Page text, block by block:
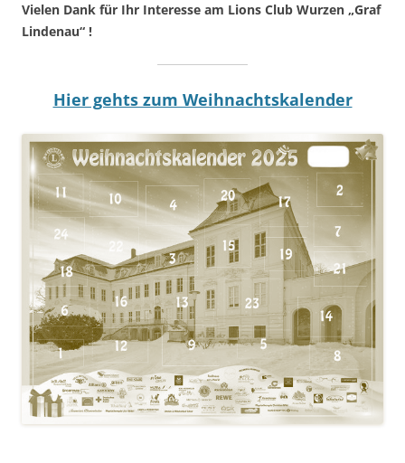
Vielen Dank für Ihr Interesse am Lions Club Wurzen „Graf
Lindenau“ !
Hier gehts zum Weihnachtskalender